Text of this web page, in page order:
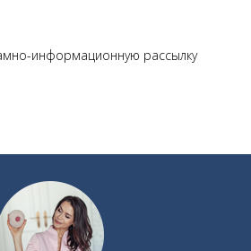
информационную рассылку